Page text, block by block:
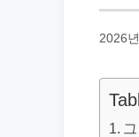
2026